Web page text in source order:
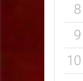
8
9
10